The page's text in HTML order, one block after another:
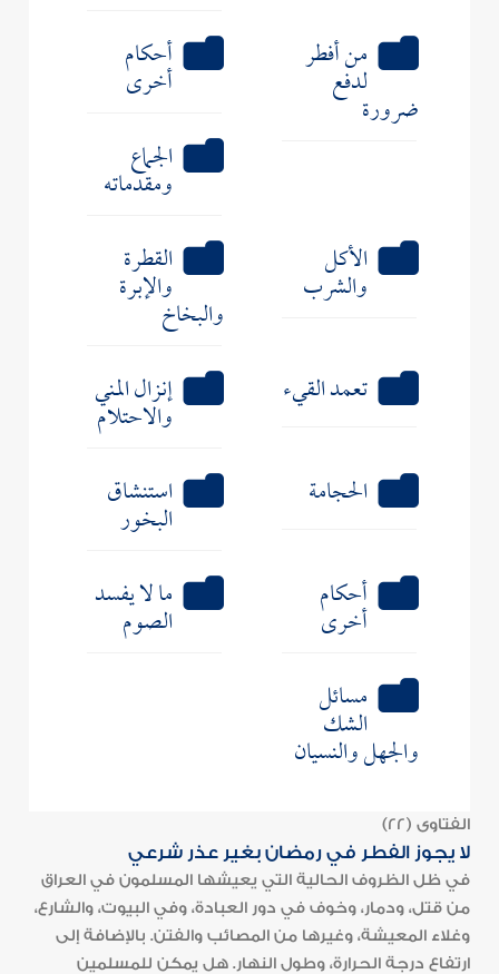
من أفطر
لدفع
ضرورة
أحكام
أخرى
الجماع
ومقدماته
الأكل
والشرب
القطرة
والإبرة
والبخاخ
تعمد القيء
إنزال المني
والاحتلام
الحجامة
استنشاق
البخور
أحكام
أخرى
ما لا يفسد
الصوم
مسائل
الشك
والجهل والنسيان
الفتاوى (22)
لا يجوز الفطر في رمضان بغير عذر شرعي
في ظل الظروف الحالية التي يعيشها المسلمون في العراق
من قتل، ودمار، وخوف في دور العبادة، وفي البيوت، والشارع،
وغلاء المعيشة، وغيرها من المصائب والفتن. بالإضافة إلى
ارتفاع درجة الحرارة، وطول النهار. هل يمكن للمسلمين